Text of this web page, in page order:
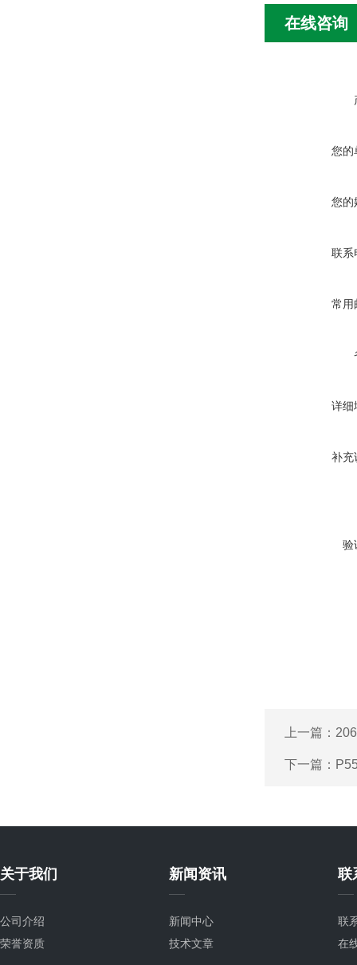
在线咨询
您的
您的
联系
常用
详细
补充
验
上一篇：
下一篇：
关于我们
公司介绍
荣誉资质
新闻资讯
新闻中心
技术文章
联
联
在